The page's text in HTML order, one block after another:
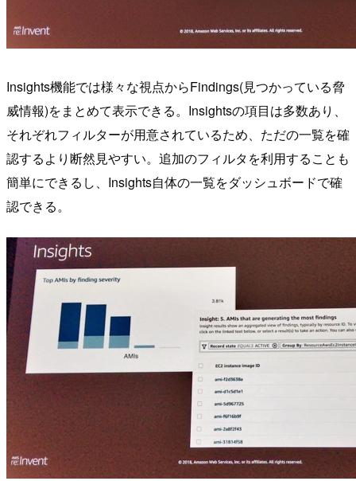
Insights機能では様々な視点からFindings(見つかっている脅
威情報)をまとめて表示できる。Insightsの項目は多数あり、
それぞれフィルターが用意されているため、ただの一覧を確
認するより断然見やすい。追加のフィルタを利用することも
簡単にできるし、Insights自体の一覧をダッシュボードで確
認できる。